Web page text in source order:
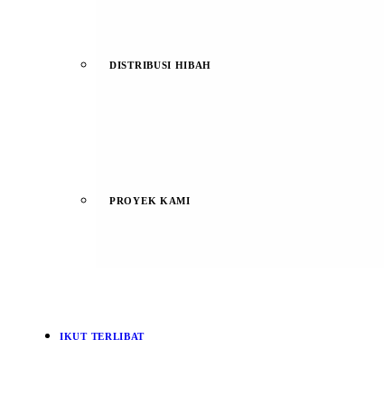
DISTRIBUSI HIBAH
PROYEK KAMI
IKUT TERLIBAT